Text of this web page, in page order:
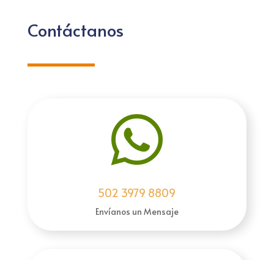
Contáctanos

502 3979 8809
Envíanos un Mensaje